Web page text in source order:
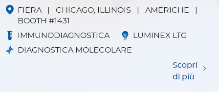
FIERA CHICAGO, ILLINOIS AMERICHE
BOOTH #1431
IMMUNODIAGNOSTICA
LUMINEX LTG
DIAGNOSTICA MOLECOLARE
Scopri
di più